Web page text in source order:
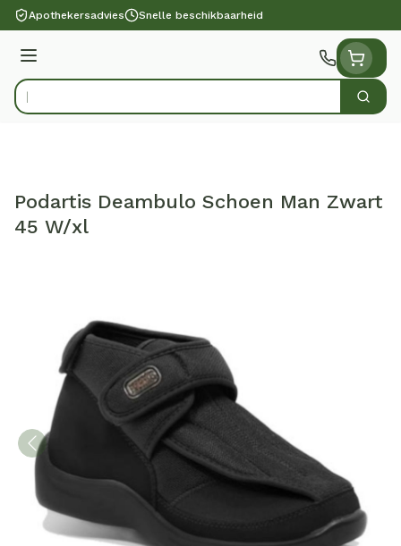
Ga naar de inhoud
Apothekersadvies Snelle beschikbaarheid
Menu
Product, merk, categorie... Zoek
Podartis Deambulo Schoen Man Zwart
45 W/xl